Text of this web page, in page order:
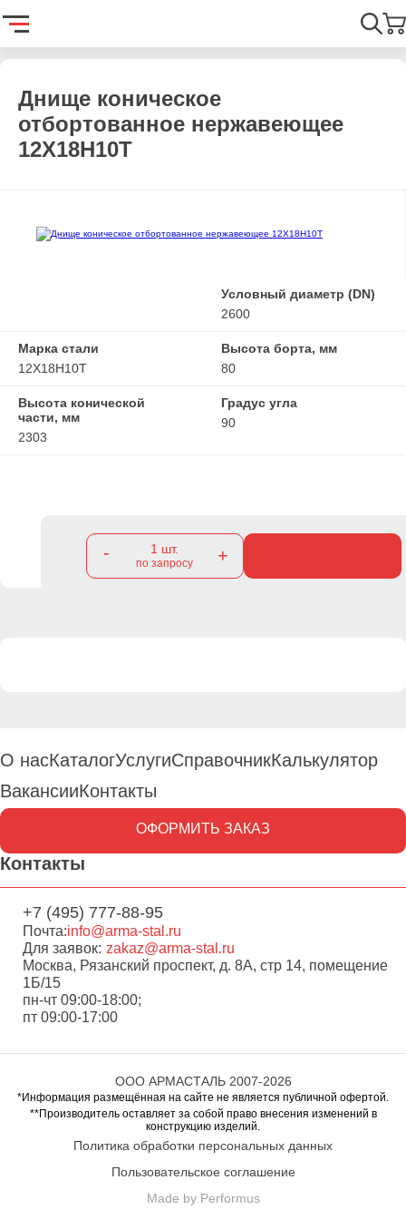
Найти
Главная
Днище коническое
отбортованное нержавеющее
12Х18Н10Т
Условный диаметр (DN)
2600
Марка стали
12Х18Н10Т
Высота борта, мм
80
Высота конической
части, мм
2303
Градус угла
90
- 1 шт.
по запросу +
О насКаталогУслугиСправочникКалькулятор
ВакансииКонтакты
ОФОРМИТЬ ЗАКАЗ
Контакты
+7 (495) 777-88-95
Почта:info@arma-stal.ru
Для заявок: zakaz@arma-stal.ru
Москва, Рязанский проспект, д. 8А, стр 14, помещение
1Б/15
пн-чт 09:00-18:00;
пт 09:00-17:00
ООО АРМАСТАЛЬ 2007-2026
*Информация размещённая на сайте не является публичной офертой.
**Производитель оставляет за собой право внесения изменений в
конструкцию изделий.
Политика обработки персональных данных
Пользовательское соглашение
Made by Performus
Перейти в корзину